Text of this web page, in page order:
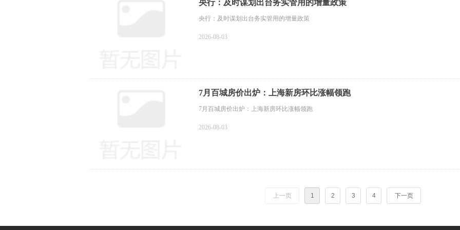
央行：及时谋划出台务实管用的增量政策
央行：及时谋划出台务实管用的增量政策
2026-08-03
7月百城房价出炉：上海新房环比涨幅领跑
7月百城房价出炉：上海新房环比涨幅领跑
2026-08-03
上一页 1 2 3 4 下一页